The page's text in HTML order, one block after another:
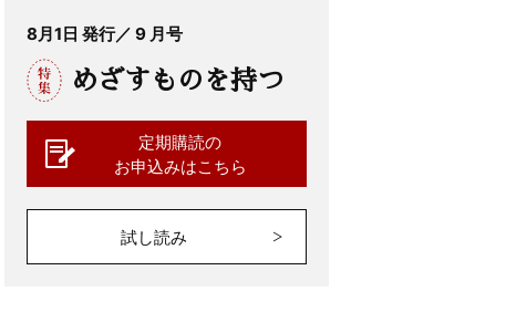
8月1日 発行／ 9 月号
めざすものを持つ
定期購読の
お申込みはこちら
試し読み